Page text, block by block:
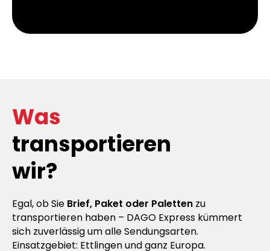
Was
transportieren
wir?
Egal, ob Sie Brief, Paket oder Paletten zu
transportieren haben – DAGO Express kümmert
sich zuverlässig um alle Sendungsarten.
Einsatzgebiet: Ettlingen und ganz Europa.